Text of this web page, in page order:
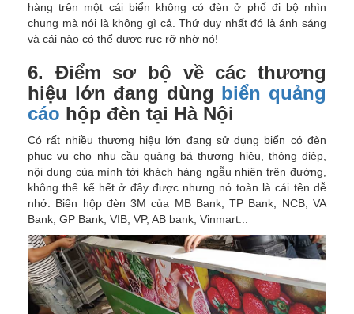
hàng trên một cái biển không có đèn ở phố đi bộ nhìn
chung mà nói là không gì cả. Thứ duy nhất đó là ánh sáng
và cái nào có thể được rực rỡ nhờ nó!
6. Điểm sơ bộ về các thương
hiệu lớn đang dùng biển quảng
cáo hộp đèn tại Hà Nội
Có rất nhiều thương hiệu lớn đang sử dụng biển có đèn
phục vụ cho nhu cầu quảng bá thương hiệu, thông điệp,
nội dung của mình tới khách hàng ngẫu nhiên trên đường,
không thể kể hết ở đây được nhưng nó toàn là cái tên dễ
nhớ: Biển hộp đèn 3M của MB Bank, TP Bank, NCB, VA
Bank, GP Bank, VIB, VP, AB bank, Vinmart...